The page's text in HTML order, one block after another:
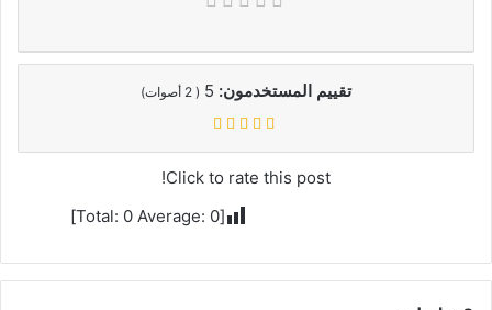
تقييم المستخدمون: 5
(
2 أصوات)
Click to rate this post!
[Total:
0Average: 0
]